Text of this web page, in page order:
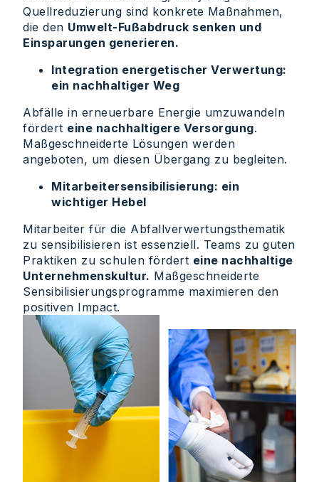
Quellreduzierung sind konkrete Maßnahmen,
die den Umwelt-Fußabdruck senken und
Einsparungen generieren.
Integration energetischer Verwertung:
ein nachhaltiger Weg
Abfälle in erneuerbare Energie umzuwandeln
fördert eine nachhaltigere Versorgung.
Maßgeschneiderte Lösungen werden
angeboten, um diesen Übergang zu begleiten.
Mitarbeitersensibilisierung: ein
wichtiger Hebel
Mitarbeiter für die Abfallverwertungsthematik
zu sensibilisieren ist essenziell. Teams zu guten
Praktiken zu schulen fördert eine nachhaltige
Unternehmenskultur. Maßgeschneiderte
Sensibilisierungsprogramme maximieren den
positiven Impact.